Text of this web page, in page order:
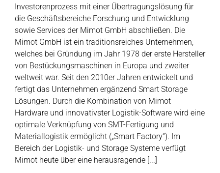
Investorenprozess mit einer Übertragungslösung für
die Geschäftsbereiche Forschung und Entwicklung
sowie Services der Mimot GmbH abschließen. Die
Mimot GmbH ist ein traditionsreiches Unternehmen,
welches bei Gründung im Jahr 1978 der erste Hersteller
von Bestückungsmaschinen in Europa und zweiter
weltweit war. Seit den 2010er Jahren entwickelt und
fertigt das Unternehmen ergänzend Smart Storage
Lösungen. Durch die Kombination von Mimot
Hardware und innovativster Logistik-Software wird eine
optimale Verknüpfung von SMT-Fertigung und
Materiallogistik ermöglicht („Smart Factory“). Im
Bereich der Logistik- und Storage Systeme verfügt
Mimot heute über eine herausragende [...]